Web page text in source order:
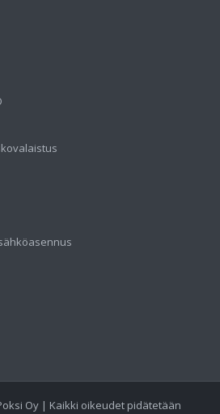
Oy | Kaikki oikeudet pidätetään